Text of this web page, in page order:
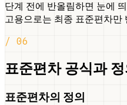
단계 전에 반올림하면 눈에
고용으로는 최종 표준편차만
/ 06
표준편차 공식과 정
표준편차의 정의